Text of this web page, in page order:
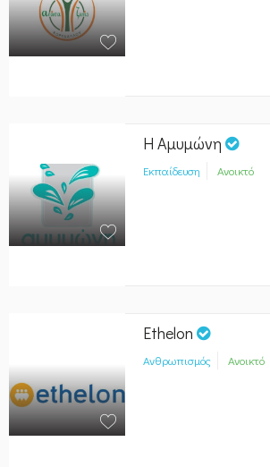
Η Αμυμώνη
Εκπαίδευση Ανοικτό
Ethelon
Ανθρωπισμός Ανοικτό